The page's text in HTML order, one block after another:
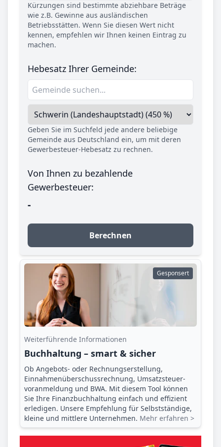
Kürzungen sind bestimmte abziehbare Beträge
wie z.B. Gewinne aus ausländischen
Betriebsstätten. Wenn Sie diesen Wert nicht
kennen, empfehlen wir Ihnen keinen Eintrag zu
machen.
Hebesatz Ihrer Gemeinde:
Geben Sie im Suchfeld jede andere beliebige
Gemeinde aus Deutschland ein, um mit deren
Gewerbesteuer-Hebesatz zu rechnen.
Von Ihnen zu bezahlende
Gewerbesteuer:
-
Berechnen
Gesponsert
Weiterführende Informationen
Buchhaltung – smart & sicher
Ob Angebots- oder Rechnungserstellung,
Einnahmenüberschuss­rechnung, Umsatzsteuer­
voranmeldung und BWA. Mit diesem Tool können
Sie Ihre Finanz­buchhaltung einfach und effizient
erledigen. Unsere Empfehlung für Selbstständige,
kleine und mittlere Unternehmen. Mehr erfahren >